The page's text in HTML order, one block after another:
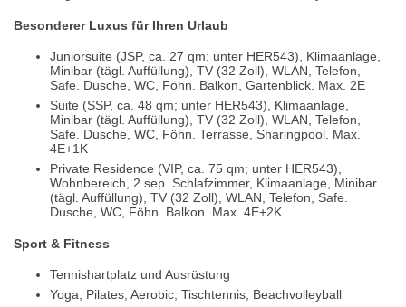
Besonderer Luxus für Ihren Urlaub
Juniorsuite (JSP, ca. 27 qm; unter HER543), Klimaanlage,
Minibar (tägl. Auffüllung), TV (32 Zoll), WLAN, Telefon,
Safe. Dusche, WC, Föhn. Balkon, Gartenblick. Max. 2E
Suite (SSP, ca. 48 qm; unter HER543), Klimaanlage,
Minibar (tägl. Auffüllung), TV (32 Zoll), WLAN, Telefon,
Safe. Dusche, WC, Föhn. Terrasse, Sharingpool. Max.
4E+1K
Private Residence (VIP, ca. 75 qm; unter HER543),
Wohnbereich, 2 sep. Schlafzimmer, Klimaanlage, Minibar
(tägl. Auffüllung), TV (32 Zoll), WLAN, Telefon, Safe.
Dusche, WC, Föhn. Balkon. Max. 4E+2K
Sport & Fitness
Tennishartplatz und Ausrüstung
Yoga, Pilates, Aerobic, Tischtennis, Beachvolleyball